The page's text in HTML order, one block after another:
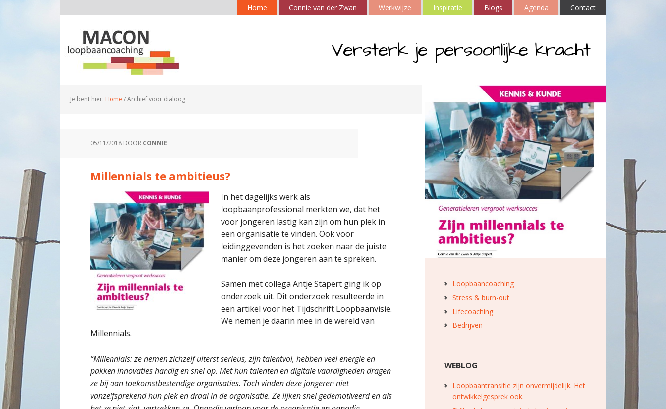
Home Connie van der Zwan Werkwijze Inspiratie Blogs Agenda Contact
Versterk je persoonlijke kracht
Je bent hier: Home /Archief voor dialoog
05/11/2018 DOOR CONNIE
Millennials te ambitieus?
In het dagelijks werk als
loopbaanprofessional merkten we, dat het
voor jongeren lastig kan zijn om hun plek in
een organisatie te vinden. Ook voor
leidinggevenden is het zoeken naar de juiste
manier om deze jongeren aan te spreken.
Samen met collega Antje Stapert ging ik op
onderzoek uit. Dit onderzoek resulteerde in
een artikel voor het Tijdschrift Loopbaanvisie.
We nemen je daarin mee in de wereld van
Millennials.
“Millennials: ze nemen zichzelf uiterst serieus, zijn talentvol, hebben veel energie en
pakken innovaties handig en snel op. Met hun talenten en digitale vaardigheden dragen
ze bij aan toekomstbestendige organisaties. Toch vinden deze jongeren niet
vanzelfsprekend hun plek en draai in de organisatie. Ze lijken snel gedemotiveerd en als
Loopbaancoaching
Stress & burn-out
Lifecoaching
Bedrijven
WEBLOG
Loopbaantransitie zijn onvermijdelijk. Het
ontwikkelgesprek ook.